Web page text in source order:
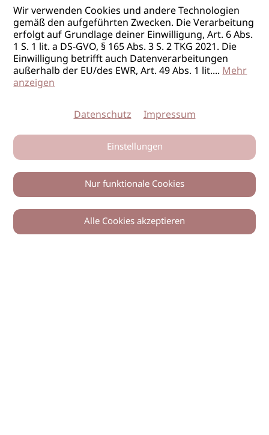
0
Wir verwenden Cookies und andere Technologien
gemäß den aufgeführten Zwecken. Die Verarbeitung
erfolgt auf Grundlage deiner Einwilligung, Art. 6 Abs.
1 S. 1 lit. a DS-GVO, § 165 Abs. 3 S. 2 TKG 2021. Die
Einwilligung betrifft auch Datenverarbeitungen
außerhalb der EU/des EWR, Art. 49 Abs. 1 lit....Mehr
anzeigen
Datenschutz Impressum
Einstellungen
Nur funktionale Cookies
Alle Cookies akzeptieren